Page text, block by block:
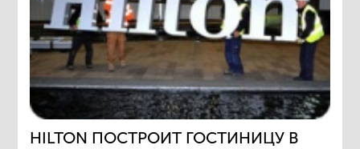
HILTON ПОСТРОИТ ГОСТИНИЦУ В